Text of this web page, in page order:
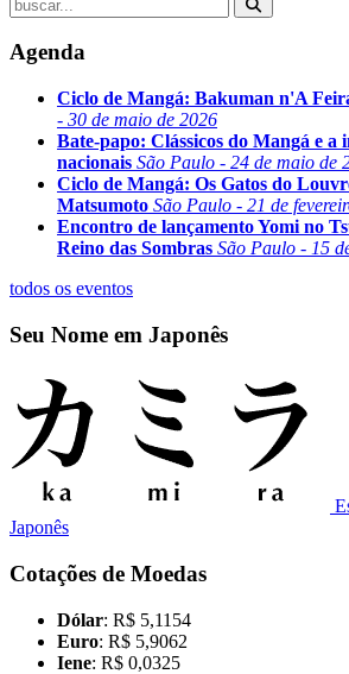
Agenda
Ciclo de Mangá: Bakuman n'A
- 30 de maio de 2026
Bate-papo: Clássicos do Mangá e a
nacionais São Paulo - 24 de maio de
Ciclo de Mangá: Os Gatos do
Matsumoto São Paulo - 21 de
Encontro de lançamento Yomi no
Reino das Sombras São Paulo - 15
todos os eventos
Seu Nome em Japonês
Japonês
Cotações de Moedas
Dólar: R$ 5,1154
Euro: R$ 5,9062
Iene: R$ 0,0325